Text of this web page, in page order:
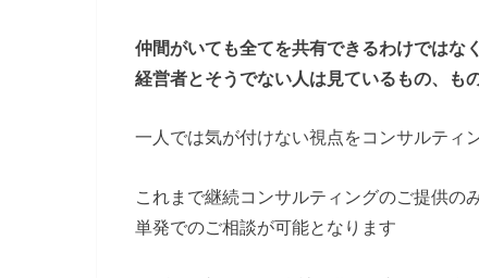
仲間がいても全てを共有できるわけではなく
経営者とそうでない人は見ているもの、も
一人では気が付けない視点をコンサルティ
これまで継続コンサルティングのご提供の
単発でのご相談が可能となります